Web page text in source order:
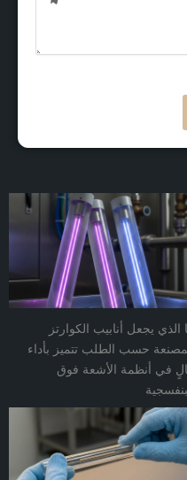
الذي يجعل أنابيب الكوارتز
حسب الطلب تتميز بأداء
في أنظمة الأشعة فوق